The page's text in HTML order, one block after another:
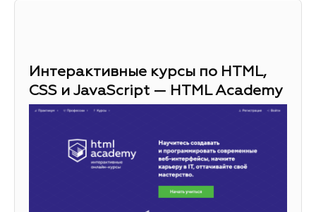
Интерактивные курсы по HTML,
CSS и JavaScript — HTML Academy